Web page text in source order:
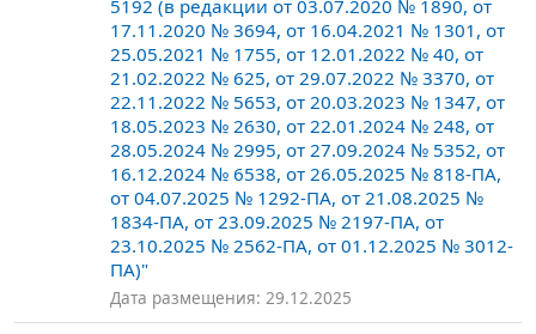
5192 (в редакции от 03.07.2020 № 1890, от
17.11.2020 № 3694, от 16.04.2021 № 1301, от
25.05.2021 № 1755, от 12.01.2022 № 40, от
21.02.2022 № 625, от 29.07.2022 № 3370, от
22.11.2022 № 5653, от 20.03.2023 № 1347, от
18.05.2023 № 2630, от 22.01.2024 № 248, от
28.05.2024 № 2995, от 27.09.2024 № 5352, от
16.12.2024 № 6538, от 26.05.2025 № 818-ПА,
от 04.07.2025 № 1292-ПА, от 21.08.2025 №
1834-ПА, от 23.09.2025 № 2197-ПА, от
23.10.2025 № 2562-ПА, от 01.12.2025 № 3012-
ПА)"
Дата размещения: 29.12.2025